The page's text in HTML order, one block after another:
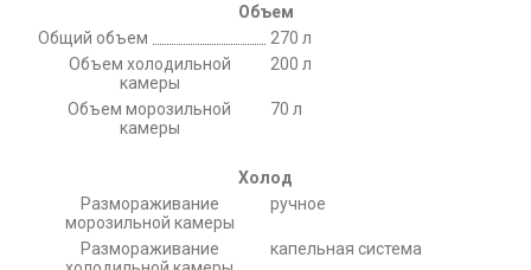
Объем
Общий объем
270 л
Объем холодильной
камеры
200 л
Объем морозильной
камеры
70 л
Холод
Размораживание
морозильной камеры
ручное
Размораживание
капельная система